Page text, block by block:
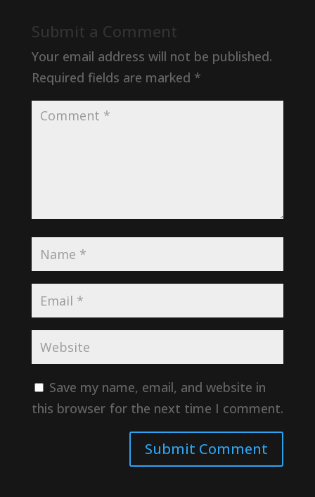
Submit a Comment
Your email address will not be published.
Required fields are marked *
Save my name, email, and website in
this browser for the next time I comment.